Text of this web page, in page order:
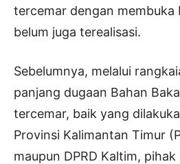
tercemar dengan membuka
belum juga terealisasi.
Sebelumnya, melalui
panjang dugaan Bahan
tercemar, baik yang
Provinsi Kalimantan Timur
maupun DPRD Kaltim,